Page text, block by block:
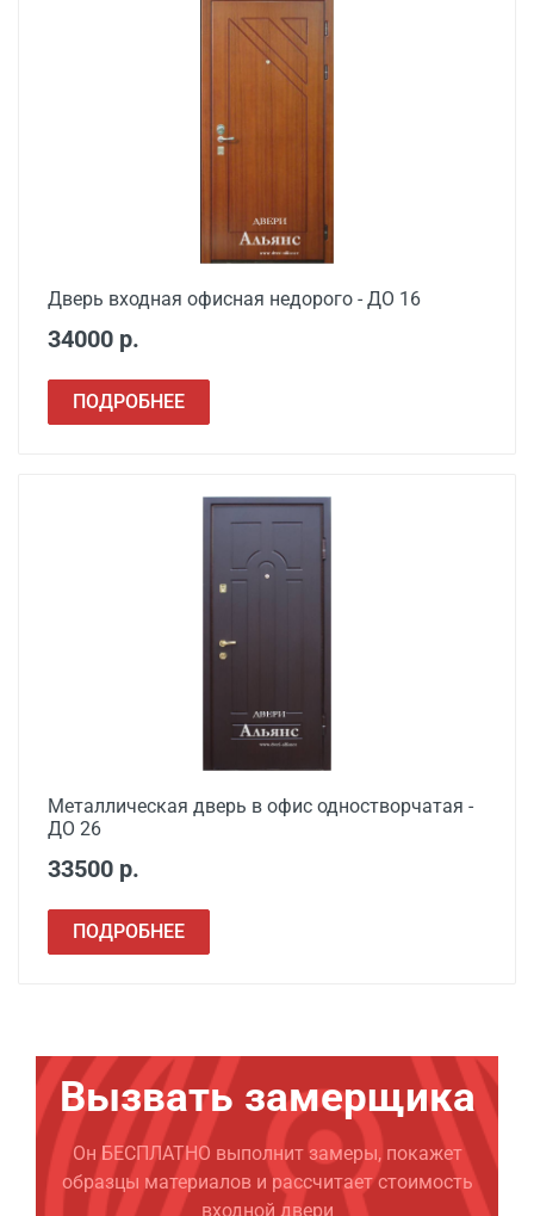
Дверь входная офисная недорого - ДО 16
34000 р.
ПОДРОБНЕЕ
Металлическая дверь в офис одностворчатая -
ДО 26
33500 р.
ПОДРОБНЕЕ
Вызвать замерщика
Он БЕСПЛАТНО выполнит замеры, покажет
образцы материалов и рассчитает стоимость
входной двери